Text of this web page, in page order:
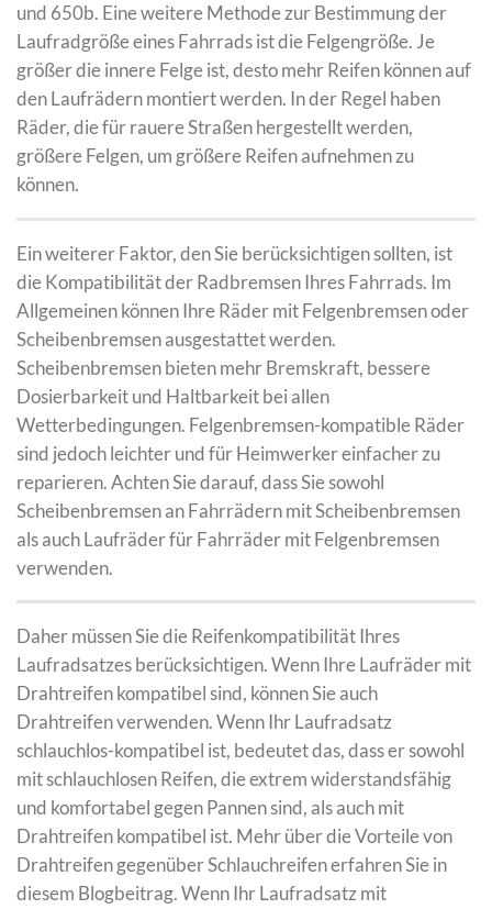
und 650b. Eine weitere Methode zur Bestimmung der
Laufradgröße eines Fahrrads ist die Felgengröße. Je
größer die innere Felge ist, desto mehr Reifen können auf
den Laufrädern montiert werden. In der Regel haben
Räder, die für rauere Straßen hergestellt werden,
größere Felgen, um größere Reifen aufnehmen zu
können.
Ein weiterer Faktor, den Sie berücksichtigen sollten, ist
die Kompatibilität der Radbremsen Ihres Fahrrads. Im
Allgemeinen können Ihre Räder mit Felgenbremsen oder
Scheibenbremsen ausgestattet werden.
Scheibenbremsen bieten mehr Bremskraft, bessere
Dosierbarkeit und Haltbarkeit bei allen
Wetterbedingungen. Felgenbremsen-kompatible Räder
sind jedoch leichter und für Heimwerker einfacher zu
reparieren. Achten Sie darauf, dass Sie sowohl
Scheibenbremsen an Fahrrädern mit Scheibenbremsen
als auch Laufräder für Fahrräder mit Felgenbremsen
verwenden.
Daher müssen Sie die Reifenkompatibilität Ihres
Laufradsatzes berücksichtigen. Wenn Ihre Laufräder mit
Drahtreifen kompatibel sind, können Sie auch
Drahtreifen verwenden. Wenn Ihr Laufradsatz
schlauchlos-kompatibel ist, bedeutet das, dass er sowohl
mit schlauchlosen Reifen, die extrem widerstandsfähig
und komfortabel gegen Pannen sind, als auch mit
Drahtreifen kompatibel ist. Mehr über die Vorteile von
Drahtreifen gegenüber Schlauchreifen erfahren Sie in
diesem Blogbeitrag. Wenn Ihr Laufradsatz mit